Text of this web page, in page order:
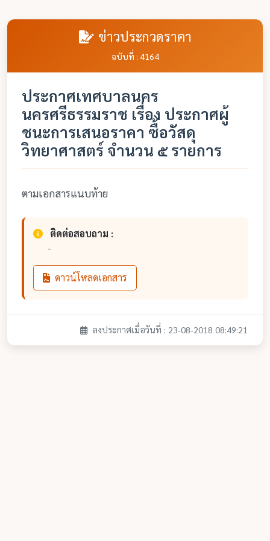
ข่าวประกวดราคา
ฉบับที่ : 4164
ประกาศเทศบาลนคร
นครศรีธรรมราช เรื่อง ประกาศผู้
ชนะการเสนอราคา ซื้อวัสดุ
วิทยาศาสตร์ จำนวน ๕ รายการ
ตามเอกสารแนบท้าย
ติดต่อสอบถาม :
-
ดาวน์โหลดเอกสาร
ลงประกาศเมื่อวันที่ : 23-08-2018 08:49:21